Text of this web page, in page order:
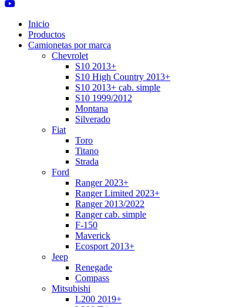
Inicio
Productos
Camionetas por marca
Chevrolet
S10 2013+
S10 High Country 2013+
S10 2013+ cab. simple
S10 1999/2012
Montana
Silverado
Fiat
Toro
Titano
Strada
Ford
Ranger 2023+
Ranger Limited 2023+
Ranger 2013/2022
Ranger cab. simple
F-150
Maverick
Ecosport 2013+
Jeep
Renegade
Compass
Mitsubishi
L200 2019+